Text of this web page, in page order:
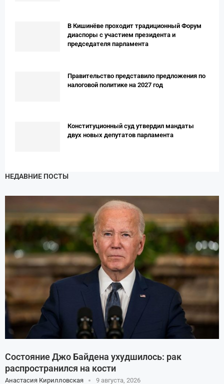
В Кишинёве проходит традиционный Форум
диаспоры с участием президента и
председателя парламента
Правительство представило предложения по
налоговой политике на 2027 год
Конституционный суд утвердил мандаты
двух новых депутатов парламента
НЕДАВНИЕ ПОСТЫ
Состояние Джо Байдена ухудшилось: рак
распространился на кости
Анастасия Кирилловская 9 августа, 2026